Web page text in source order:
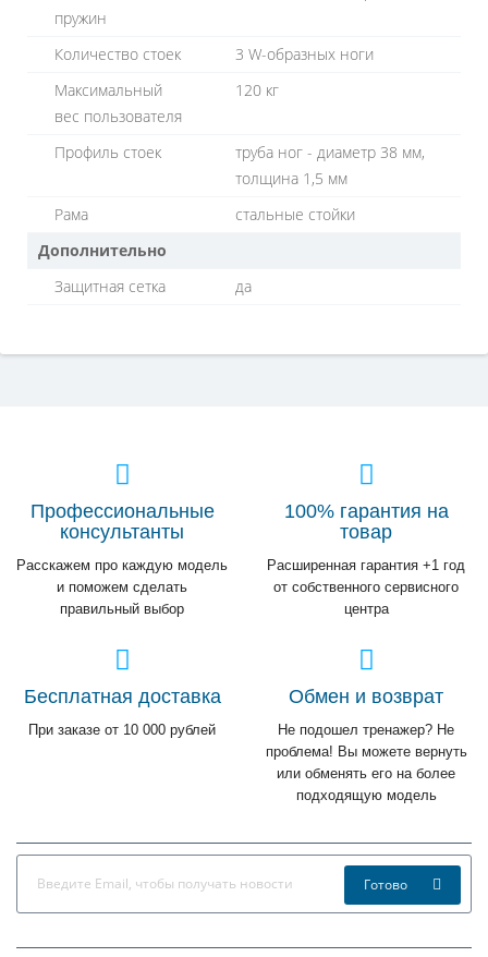
пружин
Количество стоек
3 W-образных ноги
Максимальный
вес пользователя
120 кг
Профиль стоек
труба ног - диаметр 38 мм,
толщина 1,5 мм
Рама
стальные стойки
Дополнительно
Защитная сетка
да
Профессиональные
консультанты
Расскажем про каждую модель
и поможем сделать
правильный выбор
100% гарантия на
товар
Расширенная гарантия +1 год
от собственного сервисного
центра
Бесплатная доставка
При заказе от 10 000 рублей
Обмен и возврат
Не подошел тренажер? Не
проблема! Вы можете вернуть
или обменять его на более
подходящую модель
Готово